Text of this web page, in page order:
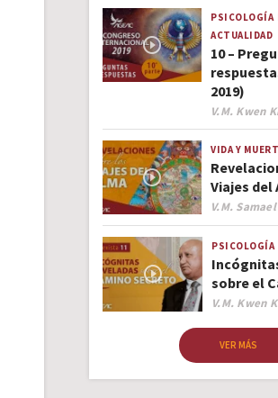
PSICOLOGÍA
ACTUALIDAD
10 –
2019)
Author
V.M. Kwen
VIDA Y
Viajes del
Author
V.M.
PSICOLOGÍA
sobre el
Author
V.M. Kwen
VER MÁS